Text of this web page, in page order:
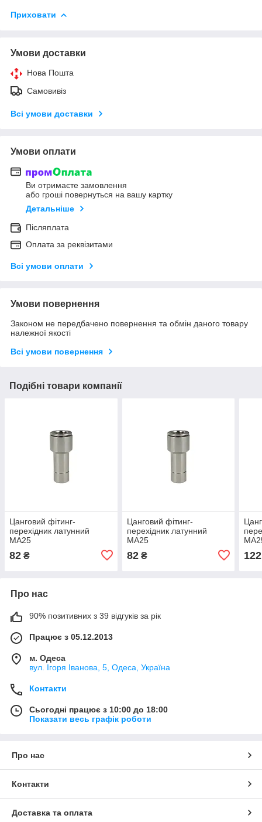
Приховати
Умови доставки
Нова Пошта
Самовивіз
Всі умови доставки
Умови оплати
Ви отримаєте замовлення
або гроші повернуться на вашу картку
Детальніше
Післяплата
Оплата за реквізитами
Всі умови оплати
Умови повернення
Законом не передбачено повернення та обмін даного товару
належної якості
Всі умови повернення
Подібні товари компанії
Цанговий фітинг-
перехідник латунний
MA25
82 ₴
Цанговий фітинг-
перехідник латунний
MA25
82₴ 122
Про нас
90% позитивних з 39 відгуків за рік
Працює з 05.12.2013
м. Одеса
вул. Ігоря Іванова, 5, Одеса, Україна
Контакти
Сьогодні працює з 10:00 до 18:00
Показати весь графік роботи
Про нас
Контакти
Доставка та оплата